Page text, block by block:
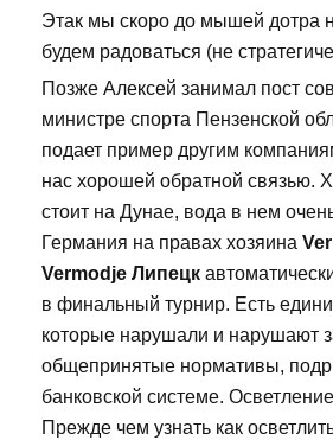
Этак мы скоро до мышей дотра
будем радоваться (не
Позже Алексей занимал пост
министре спорта Пензенской
подает пример другим
нас хорошей обратной связью.
стоит на Дунае, вода в нем
Германия на правах хозяина
Vermodje Липецк
в финальный турнир. Есть
которые нарушали и нарушают
общепринятые нормативы,
банковской системе.
Прежде чем узнать как